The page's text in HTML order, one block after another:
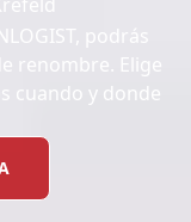
podrás
renombre. Elige
cuando y donde